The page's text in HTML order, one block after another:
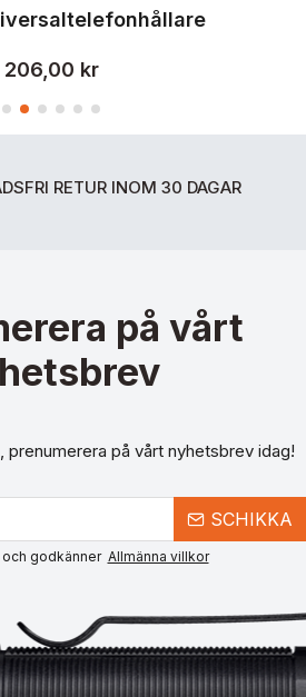
206,00 kr
RETUR INOM 30 DAGAR
på vårt
prenumerera på vårt nyhetsbrev idag!
SCHIKKA
och godkänner Allmänna villkor